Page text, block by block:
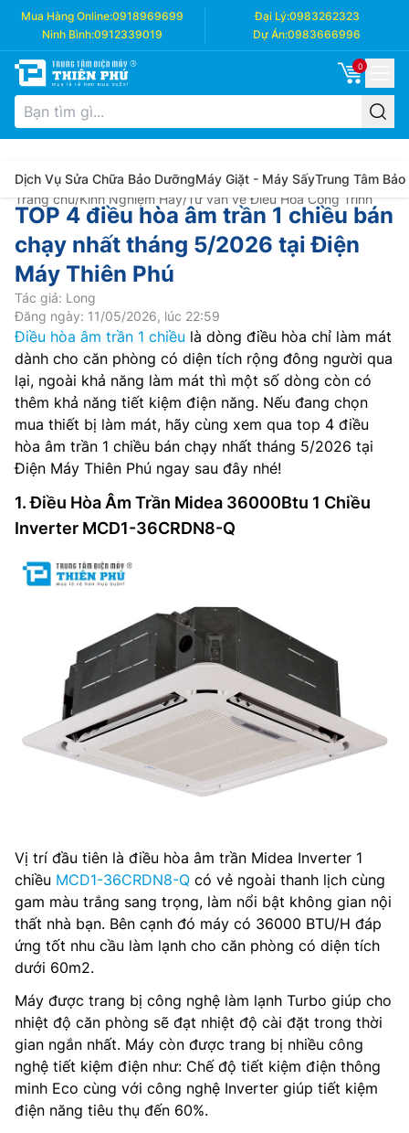
Mua Hàng Online:0918969699 Đại Lý:0983262323
Ninh Bình:0912339019 Dự Án:0983666996
0
Dịch Vụ Sửa Chữa Bảo DưỡngMáy Giặt - Máy SấyTrung Tâm Bảo
Trang chủ/Kinh Nghiệm Hay/Tư vấn về Điều Hòa Công Trình
TOP 4 điều hòa âm trần 1 chiều bán
chạy nhất tháng 5/2026 tại Điện
Máy Thiên Phú
Tác giả: Long
Đăng ngày: 11/05/2026, lúc 22:59
Điều hòa âm trần 1 chiều là dòng điều hòa chỉ làm mát
dành cho căn phòng có diện tích rộng đông người qua
lại, ngoài khả năng làm mát thì một số dòng còn có
thêm khả năng tiết kiệm điện năng. Nếu đang chọn
mua thiết bị làm mát, hãy cùng xem qua top 4 điều
hòa âm trần 1 chiều bán chạy nhất tháng 5/2026 tại
Điện Máy Thiên Phú ngay sau đây nhé!
1. Điều Hòa Âm Trần Midea 36000Btu 1 Chiều
Inverter MCD1-36CRDN8-Q
Vị trí đầu tiên là điều hòa âm trần Midea Inverter 1
chiều MCD1-36CRDN8-Q có vẻ ngoài thanh lịch cùng
gam màu trắng sang trọng, làm nổi bật không gian nội
thất nhà bạn. Bên cạnh đó máy có 36000 BTU/H đáp
ứng tốt nhu cầu làm lạnh cho căn phòng có diện tích
dưới 60m2.
Máy được trang bị công nghệ làm lạnh Turbo giúp cho
nhiệt độ căn phòng sẽ đạt nhiệt độ cài đặt trong thời
gian ngắn nhất. Máy còn được trang bị nhiều công
nghệ tiết kiệm điện như: Chế độ tiết kiệm điện thông
minh Eco cùng với công nghệ Inverter giúp tiết kiệm
điện năng tiêu thụ đến 60%.